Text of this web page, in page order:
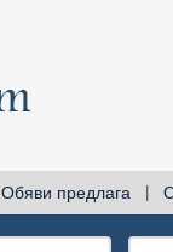
Обяви предлага